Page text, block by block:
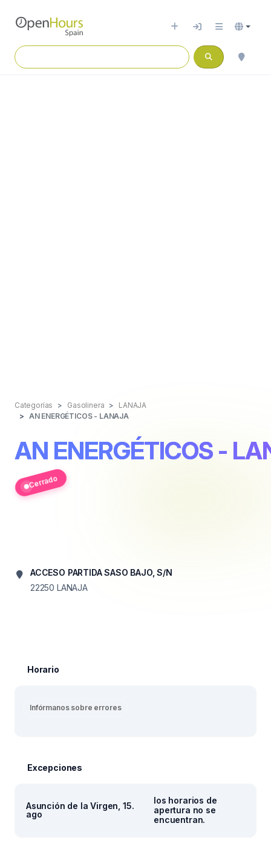
Categorías Gasolinera
LANAJA
AN ENERGÉTICOS - LANAJA
AN ENERGÉTICOS -
Cerrado
ACCESO PARTIDA SASO BAJO, S/N
22250 LANAJA
Horario
Infórmanos sobre errores
Excepciones
Asunción de la Virgen, 15.
ago
los horarios de
apertura no se
encuentran.